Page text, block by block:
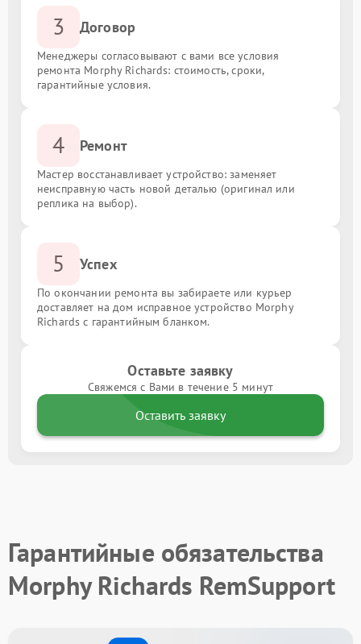
3 Договор
Менеджеры согласовывают с вами все условия
ремонта Morphy Richards: стоимость, сроки,
гарантийные условия.
4 Ремонт
Мастер восстанавливает устройство: заменяет
неисправную часть новой деталью (оригинал или
реплика на выбор).
5 Успех
По окончании ремонта вы забираете или курьер
доставляет на дом исправное устройство Morphy
Richards с гарантийным бланком.
Оставьте заявку
Свяжемся с Вами в течение 5 минут
Оставить заявку
Гарантийные обязательства
Morphy Richards RemSupport